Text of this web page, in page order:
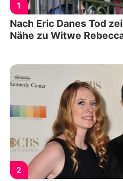
1
Nach Eric Danes Tod
Nähe zu Witwe
2